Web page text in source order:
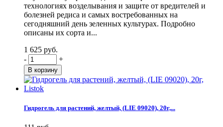
технологиях возделывания и защите от вредителей и
болезней редиса и самых востребованных на
сегодняшний день зеленных культурах. Подробно
описаны их сорта и...
1 625 руб.
-
+
Гидрогель для растений, желтый, (LIE 09020), 20г,...